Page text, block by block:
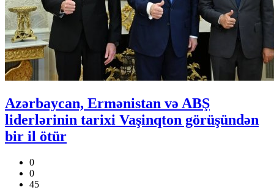
Azərbaycan, Ermənistan və ABŞ
liderlərinin tarixi Vaşinqton görüşündən
bir il ötür
0
0
45